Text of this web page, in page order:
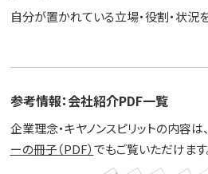
自分が置かれている立場・役割・状況
参考情報：会社紹介PDF一覧
企業理念・キヤノンスピリットの内容は、
ーの冊子（PDF）でもご覧いただけます